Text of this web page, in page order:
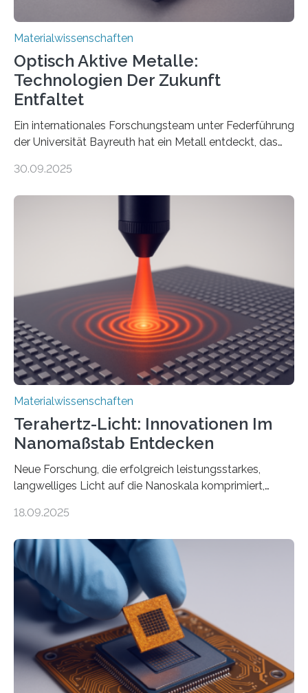
Materialwissenschaften
Optisch Aktive Metalle:
Technologien Der Zukunft
Entfaltet
Ein internationales Forschungsteam unter Federführung
der Universität Bayreuth hat ein Metall entdeckt, das
Dadurch ist es in der Lage, eine sogenannte zweite
Nichtmetallen vorkommt und insbesondere für
Sensorik und Elektrotechnik von Interesse ist. Über ihre
Erkenntnisse berichten die Forschenden im Journal of
the American Chemical Society. —What for?
Materialien, die gleichzeitig Strom leiten und Licht
beeinflussen können, sind für viele moderne
Technologien…
30.09.2025
Materialwissenschaften
Terahertz-Licht: Innovationen Im
Nanomaßstab Entdecken
Neue Forschung, die erfolgreich leistungsstarkes,
langwelliges Licht auf die Nanoskala komprimiert,
optoelektronischen Geräten ermöglichen, geleitet von
Forschung, die erfolgreich leistungsstarkes,
langwelliges Licht auf die Nanoskala komprimiert,
könnte Fortschritte in der Terahertz-Optik und bei
optoelektronischen Geräten ermöglichen, geleitet von
Vanderbilt und dem Fritz-Haber-Institut Josh Caldwell,
Professor für Maschinenbau und Direktor des
interdisziplinären Graduiertenprogramms für
Materialwissenschaften an der Vanderbilt University,
und Alexander Paarmann vom Fritz-Haber-Institut
18.09.2025